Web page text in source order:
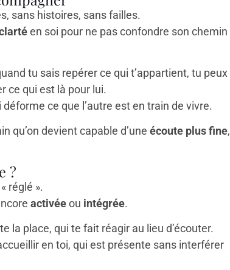
sans histoires, sans failles.
en soi pour ne pas confondre son chemin
tu sais repérer ce qui t’appartient, tu peux
ce qui est là pour lui.
déforme ce que l’autre est en train de vivre.
qu’on devient capable d’une écoute plus fine,
?
réglé ».
activéeou intégrée.
la place, qui te fait réagir au lieu d’écouter.
en toi, qui est présente sans interférer